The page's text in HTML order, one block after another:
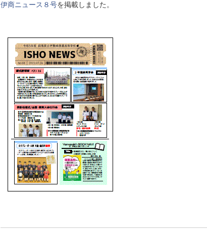
伊商ニュース８号を掲載しました。